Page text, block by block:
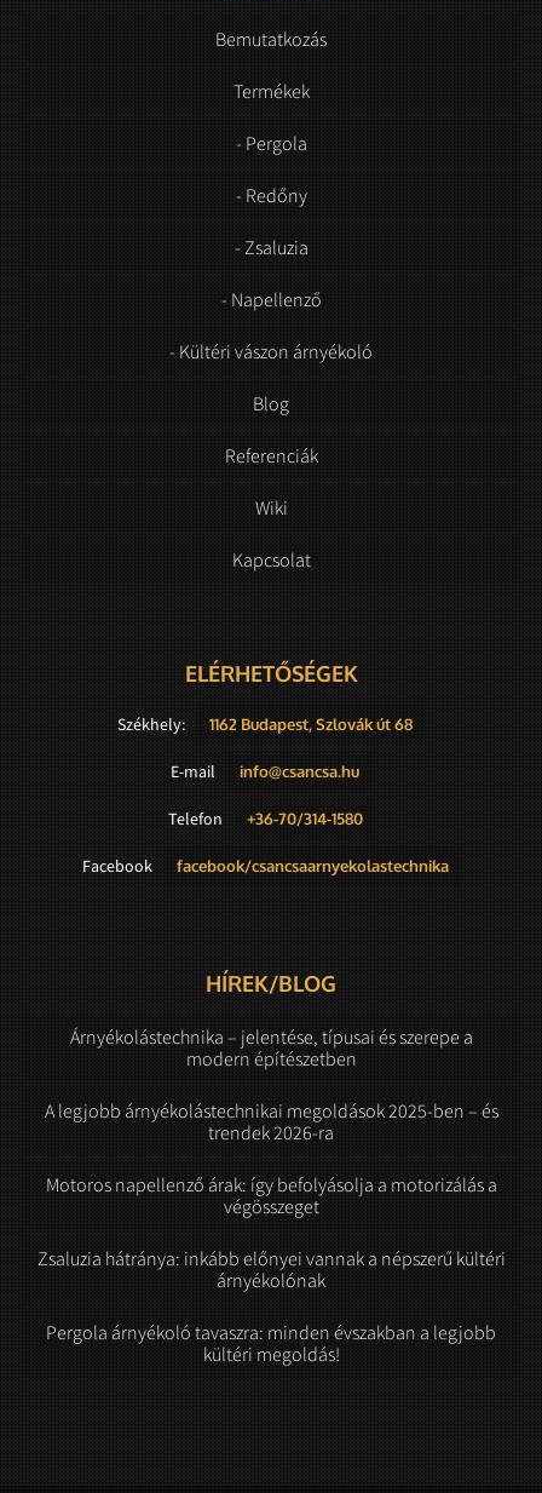
Bemutatkozás
Termékek
- Pergola
- Redőny
- Zsaluzia
- Napellenző
- Kültéri vászon árnyékoló
Blog
Referenciák
Wiki
Kapcsolat
ELÉRHETŐSÉGEK
Székhely: 1162 Budapest, Szlovák út 68
E-mail info@csancsa.hu
Telefon +36-70/314-1580
Facebook facebook/csancsaarnyekolastechnika
HÍREK/BLOG
Árnyékolástechnika – jelentése, típusai és szerepe a
modern építészetben
A legjobb árnyékolástechnikai megoldások 2025-ben – és
trendek 2026-ra
Motoros napellenző árak: így befolyásolja a motorizálás a
végösszeget
Zsaluzia hátránya: inkább előnyei vannak a népszerű kültéri
árnyékolónak
Pergola árnyékoló tavaszra: minden évszakban a legjobb
kültéri megoldás!